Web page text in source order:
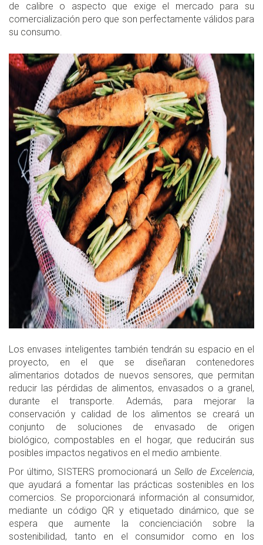
de calibre o aspecto que exige el mercado para su
comercialización pero que son perfectamente válidos para
su consumo.
Los envases inteligentes también tendrán su espacio en el
proyecto, en el que se diseñaran contenedores
alimentarios dotados de nuevos sensores, que permitan
reducir las pérdidas de alimentos, envasados o a granel,
durante el transporte. Además, para mejorar la
conservación y calidad de los alimentos se creará un
conjunto de soluciones de envasado de origen
biológico, compostables en el hogar, que reducirán sus
posibles impactos negativos en el medio ambiente.
Por último, SISTERS promocionará un Sello de Excelencia,
que ayudará a fomentar las prácticas sostenibles en los
comercios. Se proporcionará información al consumidor,
mediante un código QR y etiquetado dinámico, que se
espera que aumente la concienciación sobre la
sostenibilidad, tanto en el consumidor como en los